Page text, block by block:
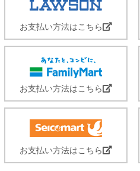
お支払い方法はこちら
お支払い方法はこちら
お支払い方法はこちら